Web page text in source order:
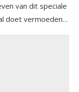
van dit speciale
doet vermoeden,
Daarnaast
die